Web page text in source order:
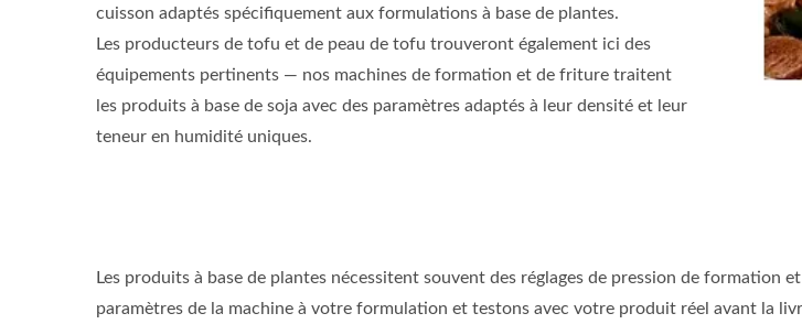
cuisson adaptés spécifiquement aux formulations à base de plantes.
Les producteurs de tofu et de peau de tofu trouveront également ici des
équipements pertinents — nos machines de formation et de friture traitent
les produits à base de soja avec des paramètres adaptés à leur densité et leur
teneur en humidité uniques.
Les produits à base de plantes nécessitent souvent des réglages de pression de formation
paramètres de la machine à votre formulation et testons avec votre produit réel avant la